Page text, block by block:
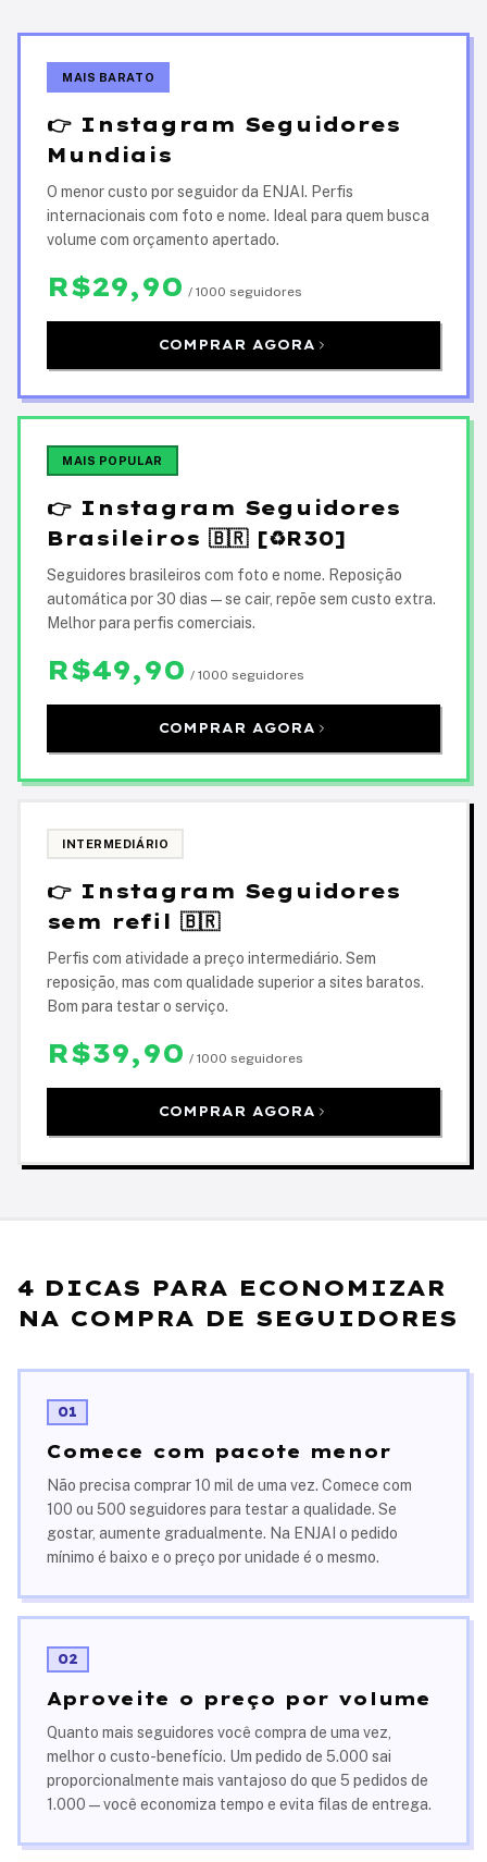
MAIS BARATO
👉 Instagram Seguidores
Mundiais
O menor custo por seguidor da ENJAI. Perfis
internacionais com foto e nome. Ideal para quem busca
volume com orçamento apertado.
R$29,90 / 1000 seguidores
COMPRAR AGORA
MAIS POPULAR
👉 Instagram Seguidores
Brasileiros 🇧🇷 [♻️R30]
Seguidores brasileiros com foto e nome. Reposição
automática por 30 dias — se cair, repõe sem custo extra.
Melhor para perfis comerciais.
R$49,90 / 1000 seguidores
COMPRAR AGORA
INTERMEDIÁRIO
👉 Instagram Seguidores
sem refil 🇧🇷
Perfis com atividade a preço intermediário. Sem
reposição, mas com qualidade superior a sites baratos.
Bom para testar o serviço.
R$39,90 / 1000 seguidores
COMPRAR AGORA
4 DICAS PARA ECONOMIZAR
NA COMPRA DE SEGUIDORES
01
Comece com pacote menor
Não precisa comprar 10 mil de uma vez. Comece com
100 ou 500 seguidores para testar a qualidade. Se
gostar, aumente gradualmente. Na ENJAI o pedido
mínimo é baixo e o preço por unidade é o mesmo.
02
Aproveite o preço por volume
Quanto mais seguidores você compra de uma vez,
melhor o custo-benefício. Um pedido de 5.000 sai
proporcionalmente mais vantajoso do que 5 pedidos de
1.000 — você economiza tempo e evita filas de entrega.